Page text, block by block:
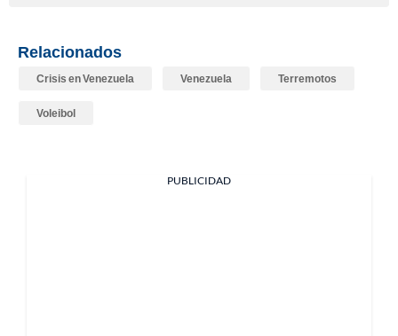
Relacionados
Crisis en Venezuela Venezuela Terremotos
Voleibol
PUBLICIDAD